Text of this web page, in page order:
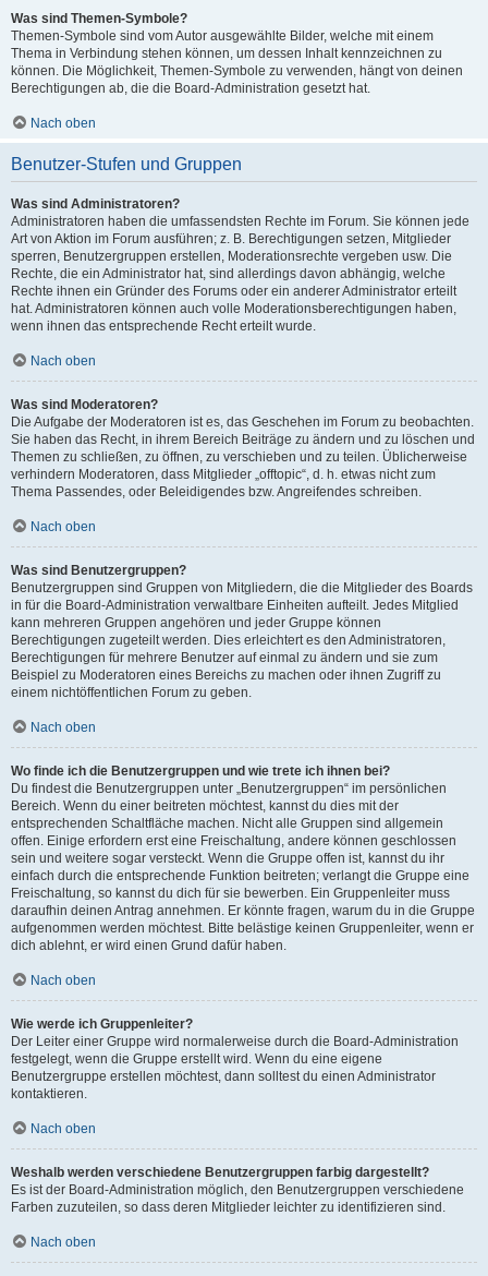
Was sind Themen-Symbole?
Themen-Symbole sind vom Autor ausgewählte Bilder, welche mit einem
Thema in Verbindung stehen können, um dessen Inhalt kennzeichnen zu
können. Die Möglichkeit, Themen-Symbole zu verwenden, hängt von deinen
Berechtigungen ab, die die Board-Administration gesetzt hat.
Nach oben
Benutzer-Stufen und Gruppen
Was sind Administratoren?
Administratoren haben die umfassendsten Rechte im Forum. Sie können jede
Art von Aktion im Forum ausführen; z. B. Berechtigungen setzen, Mitglieder
sperren, Benutzergruppen erstellen, Moderationsrechte vergeben usw. Die
Rechte, die ein Administrator hat, sind allerdings davon abhängig, welche
Rechte ihnen ein Gründer des Forums oder ein anderer Administrator erteilt
hat. Administratoren können auch volle Moderationsberechtigungen haben,
wenn ihnen das entsprechende Recht erteilt wurde.
Nach oben
Was sind Moderatoren?
Die Aufgabe der Moderatoren ist es, das Geschehen im Forum zu beobachten.
Sie haben das Recht, in ihrem Bereich Beiträge zu ändern und zu löschen und
Themen zu schließen, zu öffnen, zu verschieben und zu teilen. Üblicherweise
verhindern Moderatoren, dass Mitglieder „offtopic“, d. h. etwas nicht zum
Thema Passendes, oder Beleidigendes bzw. Angreifendes schreiben.
Nach oben
Was sind Benutzergruppen?
Benutzergruppen sind Gruppen von Mitgliedern, die die Mitglieder des Boards
in für die Board-Administration verwaltbare Einheiten aufteilt. Jedes Mitglied
kann mehreren Gruppen angehören und jeder Gruppe können
Berechtigungen zugeteilt werden. Dies erleichtert es den Administratoren,
Berechtigungen für mehrere Benutzer auf einmal zu ändern und sie zum
Beispiel zu Moderatoren eines Bereichs zu machen oder ihnen Zugriff zu
einem nichtöffentlichen Forum zu geben.
Nach oben
Wo finde ich die Benutzergruppen und wie trete ich ihnen bei?
Du findest die Benutzergruppen unter „Benutzergruppen“ im persönlichen
Bereich. Wenn du einer beitreten möchtest, kannst du dies mit der
entsprechenden Schaltfläche machen. Nicht alle Gruppen sind allgemein
offen. Einige erfordern erst eine Freischaltung, andere können geschlossen
sein und weitere sogar versteckt. Wenn die Gruppe offen ist, kannst du ihr
einfach durch die entsprechende Funktion beitreten; verlangt die Gruppe eine
Freischaltung, so kannst du dich für sie bewerben. Ein Gruppenleiter muss
daraufhin deinen Antrag annehmen. Er könnte fragen, warum du in die Gruppe
aufgenommen werden möchtest. Bitte belästige keinen Gruppenleiter, wenn er
dich ablehnt, er wird einen Grund dafür haben.
Nach oben
Wie werde ich Gruppenleiter?
Der Leiter einer Gruppe wird normalerweise durch die Board-Administration
festgelegt, wenn die Gruppe erstellt wird. Wenn du eine eigene
Benutzergruppe erstellen möchtest, dann solltest du einen Administrator
kontaktieren.
Nach oben
Weshalb werden verschiedene Benutzergruppen farbig dargestellt?
Es ist der Board-Administration möglich, den Benutzergruppen verschiedene
Farben zuzuteilen, so dass deren Mitglieder leichter zu identifizieren sind.
Nach oben